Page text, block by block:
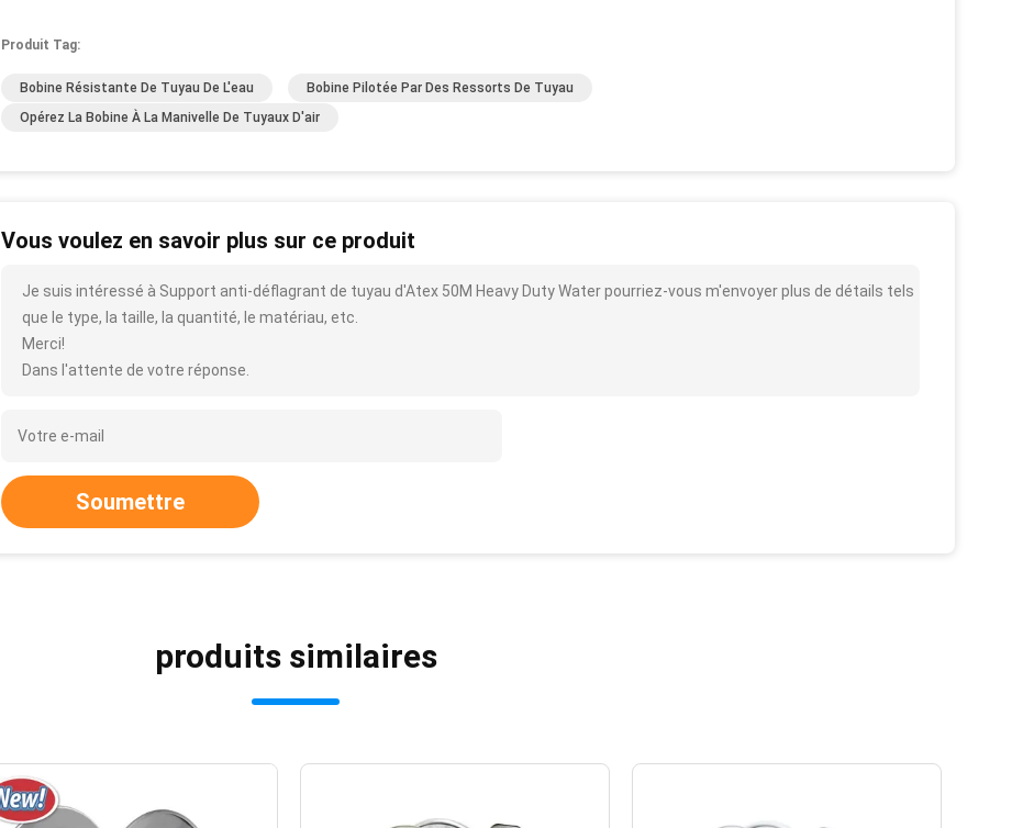
Produit Tag:
Bobine Résistante De Tuyau De L'eau
Bobine Pilotée Par Des Ressorts De Tuyau
Opérez La Bobine À La Manivelle De Tuyaux D'air
Vous voulez en savoir plus sur ce produit
Je suis intéressé à Support anti-déflagrant de tuyau d'Atex 50M Heavy Duty Water pourriez-vous m'envoyer plus de détails tels
que le type, la taille, la quantité, le matériau, etc.
Merci!
Dans l'attente de votre réponse.
Soumettre
produits similaires